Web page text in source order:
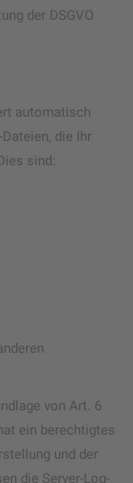
der DSGVO
automatisch
die Ihr
sind:
von Art. 6
ein berechtigtes
und der
die Server-Log-